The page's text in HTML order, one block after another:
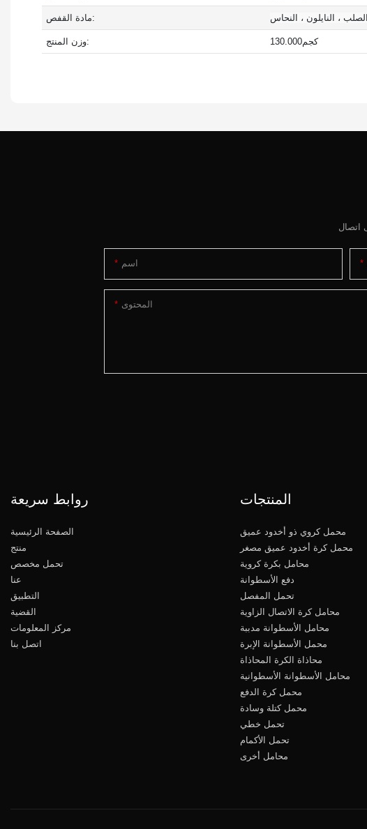
مادة القفص: الصلب ، النايلون ، النحاس
وزن المنتج: كجم130.000
اسم
المحتوى
روابط سريعة
الصفحة الرئيسية
منتج
تحمل مخصص
عنا
التطبيق
القضية
مركز المعلومات
اتصل بنا
المنتجات
محمل كروي ذو أخدود عميق
محمل كرة أخدود عميق مصغر
محامل بكرة كروية
دفع الأسطوانة
تحمل المفصل
محامل كرة الاتصال الزاوية
محامل الأسطوانة مدببة
محمل الأسطوانة الإبرة
محاذاة الكرة المحاذاة
محامل الأسطوانة الأسطوانية
محمل كرة الدفع
محمل كتلة وسادة
تحمل خطي
تحمل الأكمام
محامل أخرى